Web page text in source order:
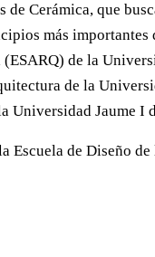
Cerámica, que
más
de la
de la
Universidad Jaume I
de Diseño